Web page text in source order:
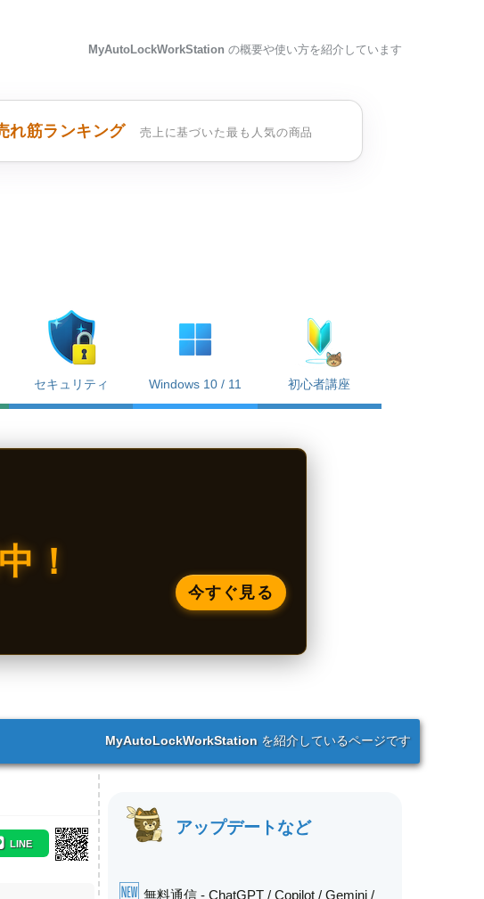
MyAutoLockWorkStation の概要や使い方を紹介しています
れ筋ランキング 売上に基づいた最も人気の商品
セキュリティ Windows 10 / 11 初心者講座
！
今すぐ見る
MyAutoLockWorkStationを紹介しているページです
LINE
アップデートなど